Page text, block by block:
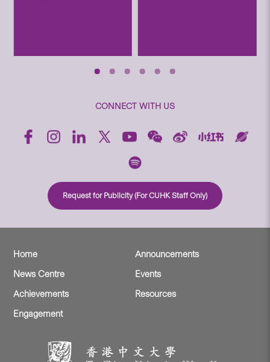
CONNECT WITH US
Request for Publicity (For CUHK Staff Only)
Home
Announcements
News Centre
Events
Achievements
Resources
Engagement